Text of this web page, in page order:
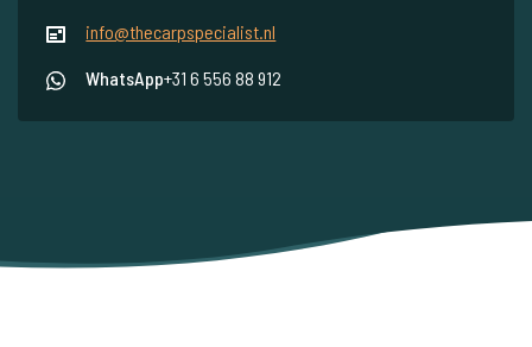
info@thecarpspecialist.nl
WhatsApp+31 6 556 88 912